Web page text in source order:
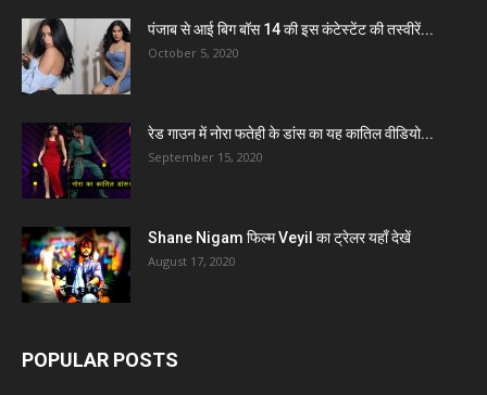
पंजाब से आई बिग बॉस 14 की इस कंटेस्टेंट की तस्वीरें...
October 5, 2020
रेड गाउन में नोरा फतेही के डांस का यह कातिल वीडियो...
September 15, 2020
Shane Nigam फिल्म Veyil का ट्रेलर यहाँ देखें
August 17, 2020
POPULAR POSTS